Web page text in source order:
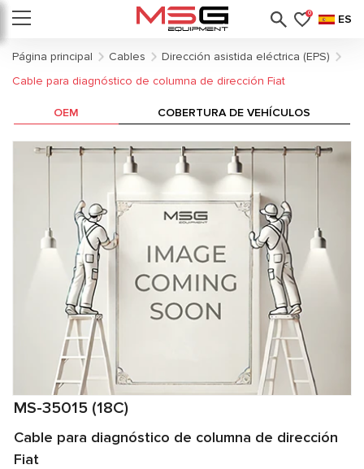
0 ES
Página principal Cables
Dirección asistida eléctrica (EPS)
Cable para diagnóstico de columna de dirección Fiat
MS-35015 (18C)
Cable para diagnóstico de columna de dirección
Fiat
OEM COBERTURA DE VEHÍCULOS